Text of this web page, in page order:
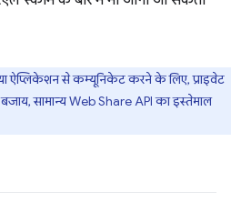
ऐप्लिकेशन से कम्यूनिकेट करने के लिए, प्राइवेट
सामान्य Web Share API का इस्तेमाल